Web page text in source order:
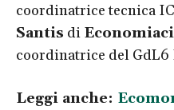
coordinatrice tecnica
Santis di
coordinatrice del GdL6
Leggi anche: